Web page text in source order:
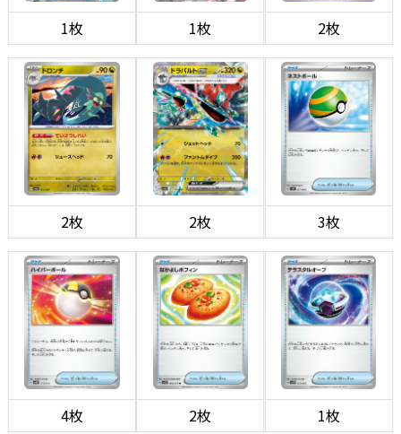
1枚 1枚 2枚
2枚 2枚 3枚
4枚 2枚 1枚